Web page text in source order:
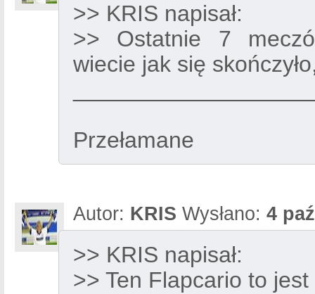
>> KRIS napisał:
>> Ostatnie 7
wiecie jak się
Przełamane
Autor: KRIS Wysłano: 4
>> KRIS napisał:
>> Ten Flapcario to